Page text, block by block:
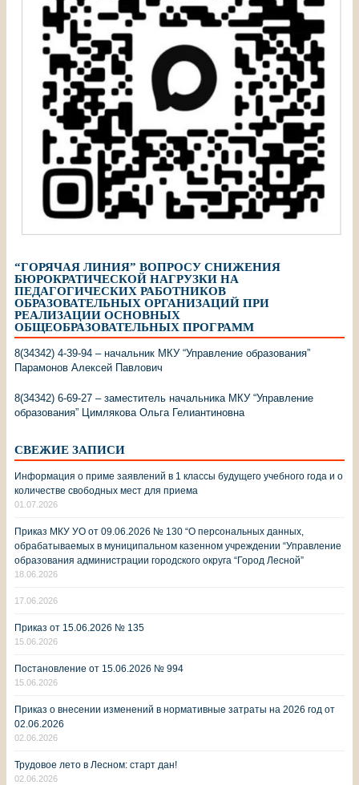
“ГОРЯЧАЯ ЛИНИЯ” ВОПРОСУ СНИЖЕНИЯ
БЮРОКРАТИЧЕСКОЙ НАГРУЗКИ НА
ПЕДАГОГИЧЕСКИХ РАБОТНИКОВ
ОБРАЗОВАТЕЛЬНЫХ ОРГАНИЗАЦИЙ ПРИ
РЕАЛИЗАЦИИ ОСНОВНЫХ
ОБЩЕОБРАЗОВАТЕЛЬНЫХ ПРОГРАММ
8(34342) 4-39-94 – начальник МКУ “Управление образования”
Парамонов Алексей Павлович
8(34342) 6-69-27 – заместитель начальника МКУ “Управление
образования” Цимлякова Ольга Гелиантиновна
СВЕЖИЕ ЗАПИСИ
Информация о приме заявлений в 1 классы будущего учебного года и о
количестве свободных мест для приема
01.07.2026
Приказ МКУ УО от 09.06.2026 № 130 “О персональных данных,
обрабатываемых в муниципальном казенном учреждении “Управление
образования администрации городского округа “Город Лесной”
18.06.2026
17.06.2026
Приказ от 15.06.2026 № 135
15.06.2026
Постановление от 15.06.2026 № 994
15.06.2026
Приказ о внесении изменений в нормативные затраты на 2026 год от
02.06.2026
02.06.2026
Трудовое лето в Лесном: старт дан!
02.06.2026